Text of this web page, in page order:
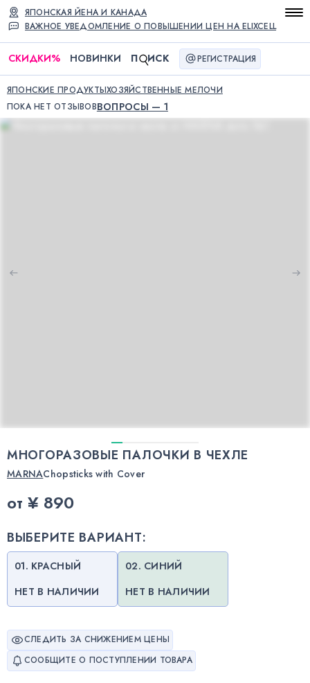
ВАЖНОЕ УВЕДОМЛЕНИЕ О ПОВЫШЕНИИ ЦЕН НА ELIXCELL
ЯПОНСКАЯ ЙЕНА И КАНАДА
СКИДКИ% НОВИНКИ П ИСК РЕГИСТРАЦИЯ
ЯПОНСКИЕ ПРОДУКТЫХОЗЯЙСТВЕННЫЕ МЕЛОЧИ
ПОКА НЕТ ОТЗЫВОВВОПРОСЫ — 1
МНОГОРАЗОВЫЕ ПАЛОЧКИ В ЧЕХЛЕ
MARNAChopsticks with Cover
от ¥ 890
ВЫБЕРИТЕ ВАРИАНТ:
01. КРАСНЫЙ
НЕТ В НАЛИЧИИ
02. СИНИЙ
НЕТ В НАЛИЧИИ
СЛЕДИТЬ ЗА СНИЖЕНИЕМ ЦЕНЫ
СООБЩИТЕ О ПОСТУПЛЕНИИ ТОВАРА